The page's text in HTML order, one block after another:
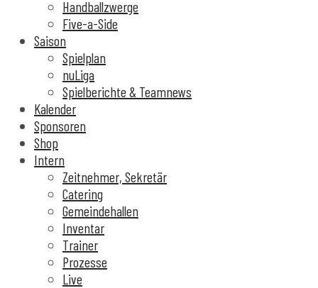
Handballzwerge
Five-a-Side
Saison
Spielplan
nuLiga
Spielberichte & Teamnews
Kalender
Sponsoren
Shop
Intern
Zeitnehmer, Sekretär
Catering
Gemeindehallen
Inventar
Trainer
Prozesse
Live